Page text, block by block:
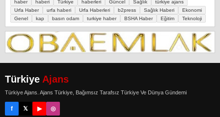
haber haberi Türkiye haberleri Güncel Sağlık
türkiye ajans
Urfa Haber
urfa haberi Urfa Haberleri b2press Sağlık Haberi
Ekonomi
Genel
kap basın odam turkiye haber BSHA Haber Eğitim Teknoloji
Türkiye Ajans
Türkiye Ajans. Ajans Türkiye, Bağımsız Tarafsız Türkiye Ve Dünya Gündemi
f 𝕏 ▶ ◎